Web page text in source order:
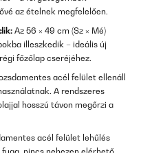
az ételnek megfelelően.
Az 56 × 49 cm (Sz × Mé)
illeszkedik – ideális új
főzőlap cseréjéhez.
acél felület ellenáll
A rendszeres
hosszú távon megőrzi a
acél felület lehűlés